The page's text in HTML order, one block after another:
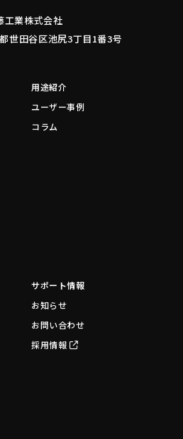
工業株式会社
世田谷区池尻3丁目1番3号
用途紹介
ユーザー事例
コラム
サポート情報
お知らせ
お問い合わせ
採用情報